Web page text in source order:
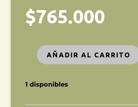
$765.000
MESA
MARROQUÍ
AÑADIR AL CARRITO
1 disponibles